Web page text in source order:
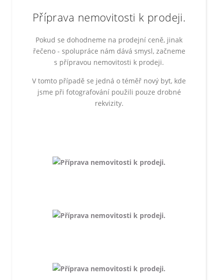
Příprava nemovitosti k prodeji.
Pokud se dohodneme na prodejní ceně, jinak
řečeno - spolupráce nám dává smysl, začneme
s přípravou nemovitosti k prodeji.
V tomto případě se jedná o téměř nový byt, kde
jsme při fotografování použili pouze drobné
rekvizity.